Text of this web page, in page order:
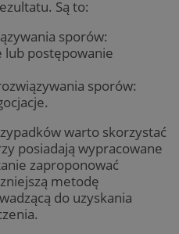
Są to:
sporów:
lub postępowanie
sporów:
warto skorzystać
posiadają wypracowane
zaproponować
metodę
do uzyskania